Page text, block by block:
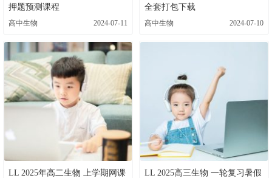
押题预测课程
高中生物 2024-07-11
全套打包下载
高中生物 2024-07-10
LL 2025年高二生物 上学期网课
LL 2025高三生物 一轮复习暑假